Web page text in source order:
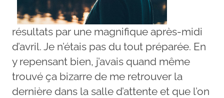
résultats par une magnifique après-midi
d’avril. Je n’étais pas du tout préparée. En
y repensant bien, j’avais quand même
trouvé ça bizarre de me retrouver la
dernière dans la salle d’attente et que l’on